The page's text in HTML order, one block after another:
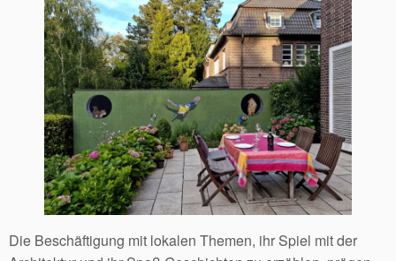
Die Beschäftigung mit lokalen Themen, ihr Spiel mit der